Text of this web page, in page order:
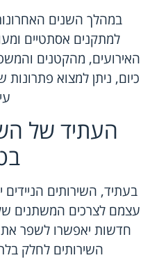
במהלך השנים
למתקנים אסתטיים
האירועים, מהקטנים
כיום, ניתן למצוא פתרונות
העתיד של
בעתיד, השירותים
עצמם לצרכים המשתנים
חדשות יאפשרו לשפר
השירותים לחלק